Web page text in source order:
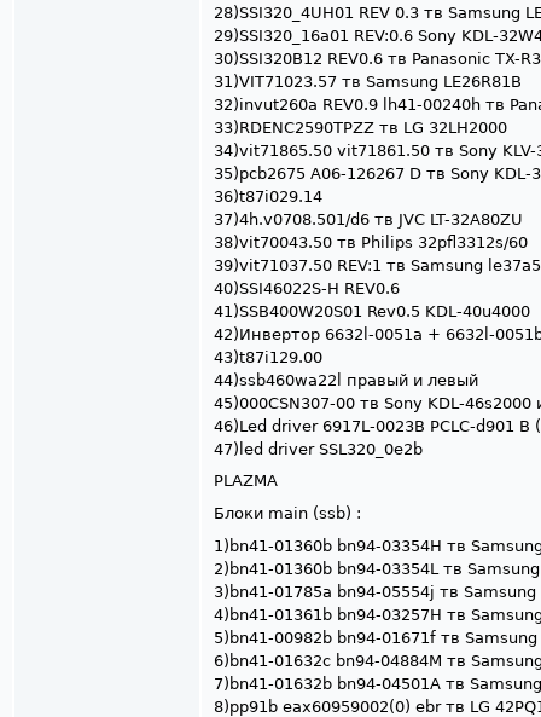
28)SSI320_4UH01 REV 0.3 тв Samsung
29)SSI320_16a01 REV:0.6 Sony KDL-
30)SSI320B12 REV0.6 тв Panasonic TX-
31)VIT71023.57 тв Samsung LE26R81B
32)invut260a REV0.9 lh41-00240h тв
33)RDENC2590TPZZ тв LG 32LH2000
34)vit71865.50 vit71861.50 тв Sony KLV-
35)pcb2675 A06-126267 D тв Sony KDL-
36)t87i029.14
37)4h.v0708.501/d6 тв JVC LT-32A80ZU
38)vit70043.50 тв Philips 32pfl3312s/60
39)vit71037.50 REV:1 тв Samsung
40)SSI46022S-H REV0.6
41)SSB400W20S01 Rev0.5 KDL-40u4000
42)Инвертор 6632l-0051a + 6632l-
43)t87i129.00
44)ssb460wa22l правый и левый
45)000CSN307-00 тв Sony KDL-46s2000
46)Led driver 6917L-0023B PCLC-d901 B
47)led driver SSL320_0e2b
PLAZMA
Блоки main (ssb) :
1)bn41-01360b bn94-03354H тв
2)bn41-01360b bn94-03354L тв
3)bn41-01785a bn94-05554j тв
4)bn41-01361b bn94-03257H тв
5)bn41-00982b bn94-01671f тв
6)bn41-01632c bn94-04884M тв
7)bn41-01632b bn94-04501A тв
8)pp91b eax60959002(0) ebr тв LG